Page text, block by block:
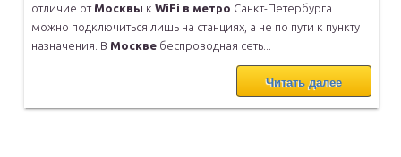
отличие от Москвы к WiFi в метро Санкт-Петербурга
можно подключиться лишь на станциях, а не по пути к пункту
назначения. В Москве беспроводная сеть...
Читать далее